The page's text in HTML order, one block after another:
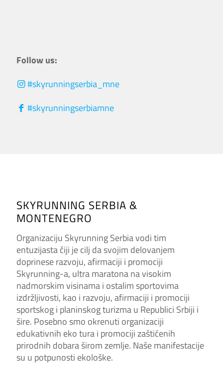
Follow us:
#skyrunningserbia_mne
#skyrunningserbiamne
SKYRUNNING SERBIA &
MONTENEGRO
Organizaciju Skyrunning Serbia vodi tim
entuzijasta čiji je cilj da svojim delovanjem
doprinese razvoju, afirmaciji i promociji
Skyrunning-a, ultra maratona na visokim
nadmorskim visinama i ostalim sportovima
izdržljivosti, kao i razvoju, afirmaciji i promociji
sportskog i planinskog turizma u Republici Srbiji i
šire. Posebno smo okrenuti organizaciji
edukativnih eko tura i promociji zaštićenih
prirodnih dobara širom zemlje. Naše manifestacije
su u potpunosti ekološke.